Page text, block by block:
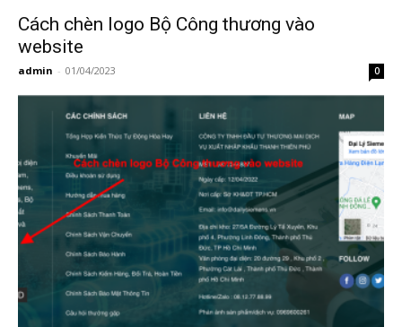
Cách chèn logo Bộ Công thương vào
website
admin - 01/04/2023 0